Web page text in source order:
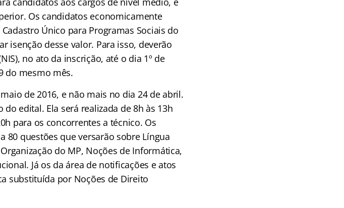
Os candidatos economicamente
Único para Programas Sociais do
isenção desse valor. Para isso, deverão
no ato da inscrição, até o dia 1º de
do mesmo mês.
de 2016, e não mais no dia 24 de abril.
edital. Ela será realizada de 8h às 13h
para os concorrentes a técnico. Os
questões que versarão sobre Língua
do MP, Noções de Informática,
Já os da área de notificações e atos
substituída por Noções de Direito